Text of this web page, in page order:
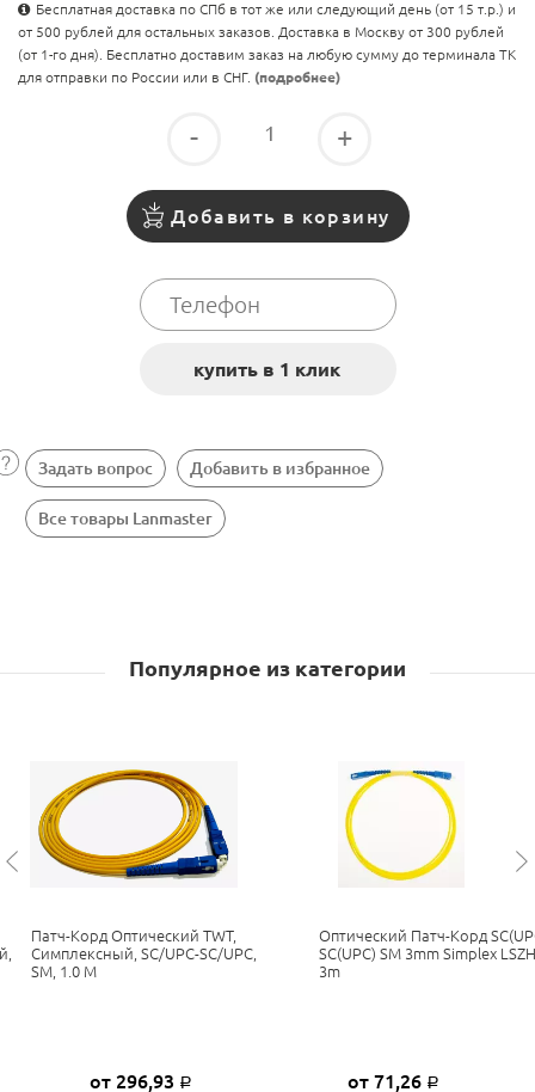
Бесплатная доставка по СПб в тот же или следующий день (от 15 т.р.) и
от 500 рублей для остальных заказов. Доставка в Москву от 300 рублей
(от 1-го дня). Бесплатно доставим заказ на любую сумму до терминала ТК
для отправки по России или в СНГ. (подробнее)
- +
Добавить в корзину
Задать вопрос Добавить в избранное
Все товары Lanmaster
Популярное из категории
Патч-Корд Оптический TWT,
Симплексный, SC/UPC-SC/UPC,
SM, 1.0 М
от 296,93 Р
Оптический Патч-Корд
SC(UPC) SM 3mm Simplex LSZH
3m
от 71,26 Р